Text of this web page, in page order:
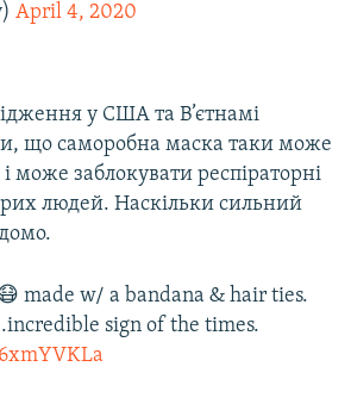
April 4, 2020
у США та В’єтнамі
що саморобна маска таки може
може заблокувати респіраторні
людей. Наскільки сильний
made w/ a bandana & hair ties.
sign of the times.